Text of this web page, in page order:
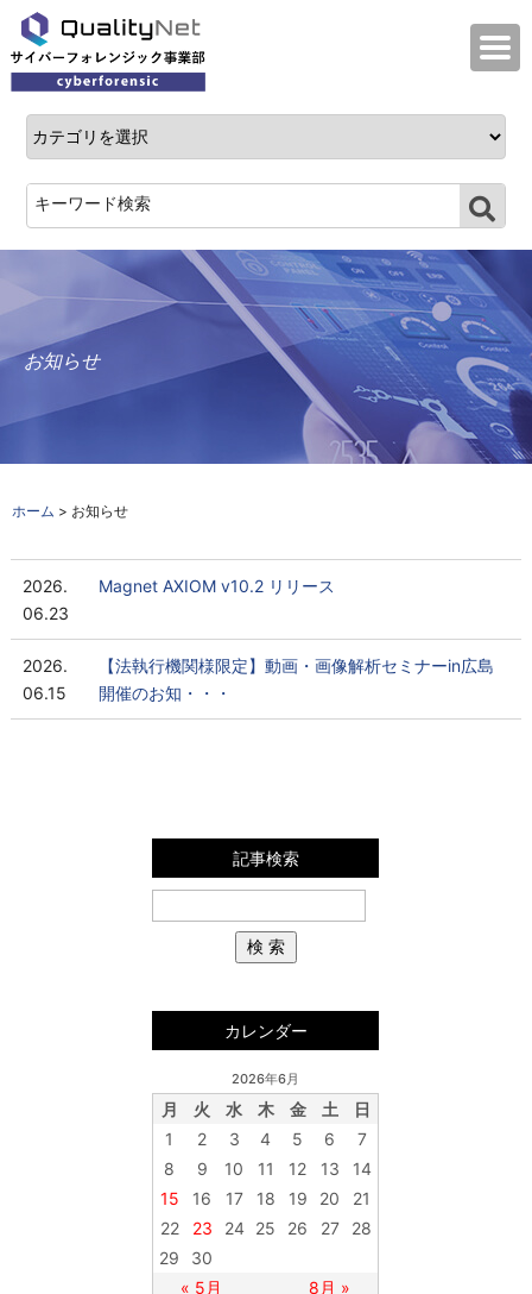
QualityNet サイバーフォレンジック事業
お知らせ
ホーム > お知らせ
2026.
06.23
Magnet AXIOM v10.2 リリース
2026.
06.15
【法執行機関様限定】動画・画像解析セミナーin広島
開催のお知・・・
記事検索
カレンダー
2026年6月
月 火 水 木 金 土 日
« 5月 8月 »
1 2 3 4 5 6
7
8
9 10 11 12 13
14
15
16 17 18 19 20
21
22
23 24 25 26 27
28
29
30